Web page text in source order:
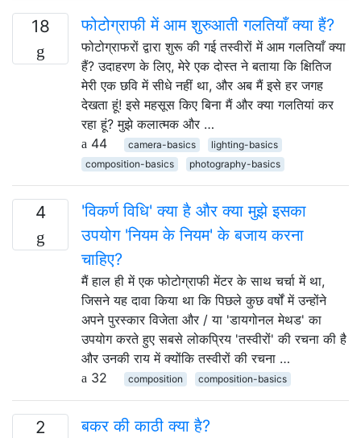
18 फोटोग्राफी में आम शुरुआती गलतियाँ क्या हैं?
फोटोग्राफरों द्वारा शुरू की गई तस्वीरों में आम गलतियाँ क्या
हैं? उदाहरण के लिए, मेरे एक दोस्त ने बताया कि क्षितिज
मेरी एक छवि में सीधे नहीं था, और अब मैं इसे हर जगह
देखता हूं! इसे महसूस किए बिना मैं और क्या गलतियां कर
रहा हूं? मुझे कलात्मक और …
44
camera-basics
lighting-basics
composition-basics
photography-basics
4
'विकर्ण विधि' क्या है और क्या मुझे इसका
उपयोग 'नियम के नियम' के बजाय करना
चाहिए?
मैं हाल ही में एक फोटोग्राफी मेंटर के साथ चर्चा में था,
जिसने यह दावा किया था कि पिछले कुछ वर्षों में उन्होंने
अपने पुरस्कार विजेता और / या 'डायगोनल मेथड' का
उपयोग करते हुए सबसे लोकप्रिय 'तस्वीरों' की रचना की है
और उनकी राय में क्योंकि तस्वीरों की रचना …
32
composition composition-basics
2 बकर की काठी क्या है?